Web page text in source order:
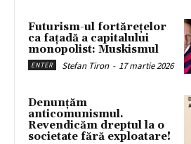
Futurism-ul fortărețelor
ca fațadă a capitalului
monopolist: Muskismul
ENTER Stefan Tiron - 17 martie 2026
Denunțăm
anticomunismul.
Revendicăm dreptul la o
societate fără exploatare!